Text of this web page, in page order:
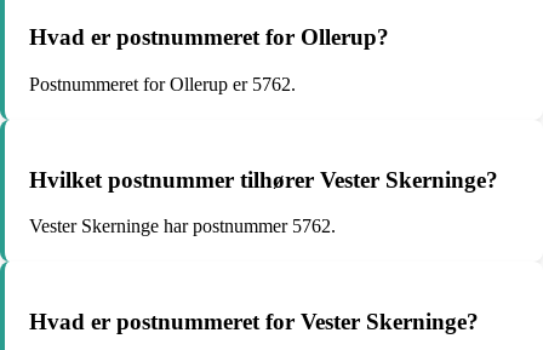
Hvad er postnummeret for Ollerup?
Postnummeret for Ollerup er 5762.
Hvilket postnummer tilhører Vester Skerninge?
Vester Skerninge har postnummer 5762.
Hvad er postnummeret for Vester Skerninge?